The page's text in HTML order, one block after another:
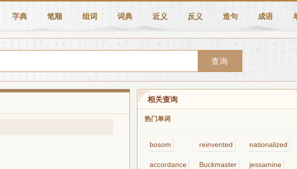
字典 笔顺 组词 词典 近义 反义 造句 成语
查询
相关查询
热门单词
bosom reinvented nationalized
accordance Buckmaster jessamine